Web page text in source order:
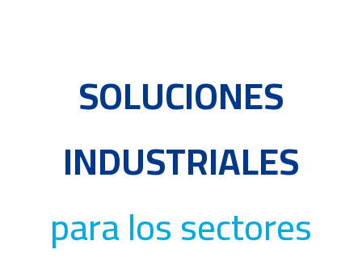
SOLUCIONES
INDUSTRIALES
para los sectores